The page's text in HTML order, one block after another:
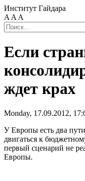
Институт Гайдара
A A A
Если
ждет крах
Monday, 17.09.2012,
У Европы есть два
двигаться к
первый сценарий не
Европы.